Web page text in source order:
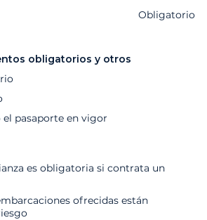
Obligatorio
obligatorios y otros
el pasaporte en vigor
es obligatoria si contrata un
ofrecidas están